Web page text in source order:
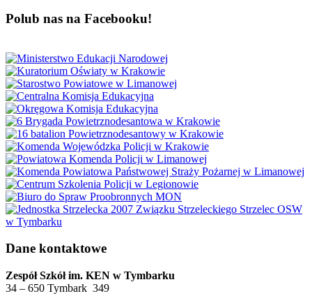
Polub nas na Facebooku!
Dane kontaktowe
Zespół Szkół im. KEN w Tymbarku
34 – 650 Tymbark 349